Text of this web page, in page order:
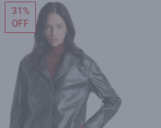
31%
OFF